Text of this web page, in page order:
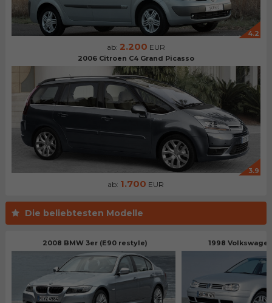
4.2
ab: 2.200 EUR
2006 Citroen C4 Grand Picasso
3.9
ab: 1.700 EUR
Die beliebtesten Modelle
2008 BMW 3er (E90 restyle) 1998